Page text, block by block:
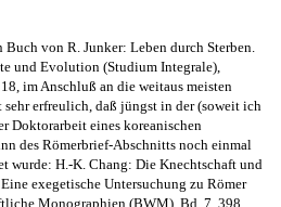
von R. Junker: Leben durch Sterben.
und Evolution (Studium Integrale),
im Anschluß an die weitaus meisten
sehr erfreulich, daß jüngst in der (soweit ich
Doktorarbeit eines koreanischen
des Römerbrief-Abschnitts noch einmal
wurde: H.-K. Chang: Die Knechtschaft und
exegetische Untersuchung zu Römer
Monographien (BWM), Bd. 7, 398